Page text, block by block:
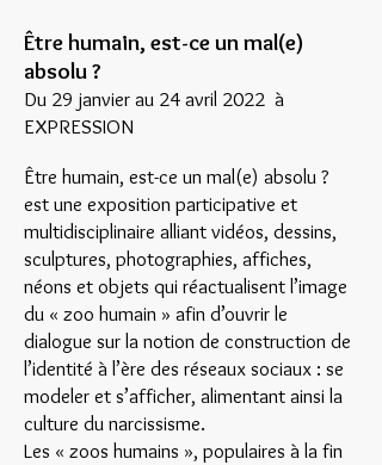
Être humain, est-ce un mal(e)
absolu ?
Du 29 janvier au 24 avril 2022 à
EXPRESSION
Être humain, est-ce un mal(e) absolu ?
est une exposition participative et
multidisciplinaire alliant vidéos, dessins,
sculptures, photographies, affiches,
néons et objets qui réactualisent l’image
du « zoo humain » afin d’ouvrir le
dialogue sur la notion de construction de
l’identité à l’ère des réseaux sociaux : se
modeler et s’afficher, alimentant ainsi la
culture du narcissisme.
Les « zoos humains », populaires à la fin